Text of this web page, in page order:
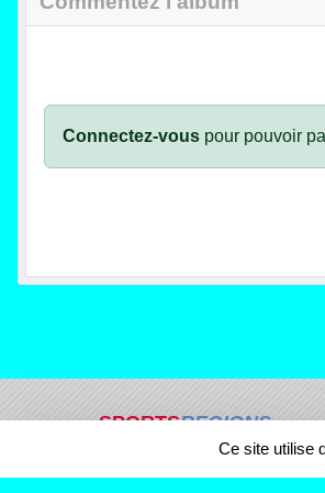
Connectez-vous pour pouvoir
SPORTSREGIONS
visites
Ce site utilise